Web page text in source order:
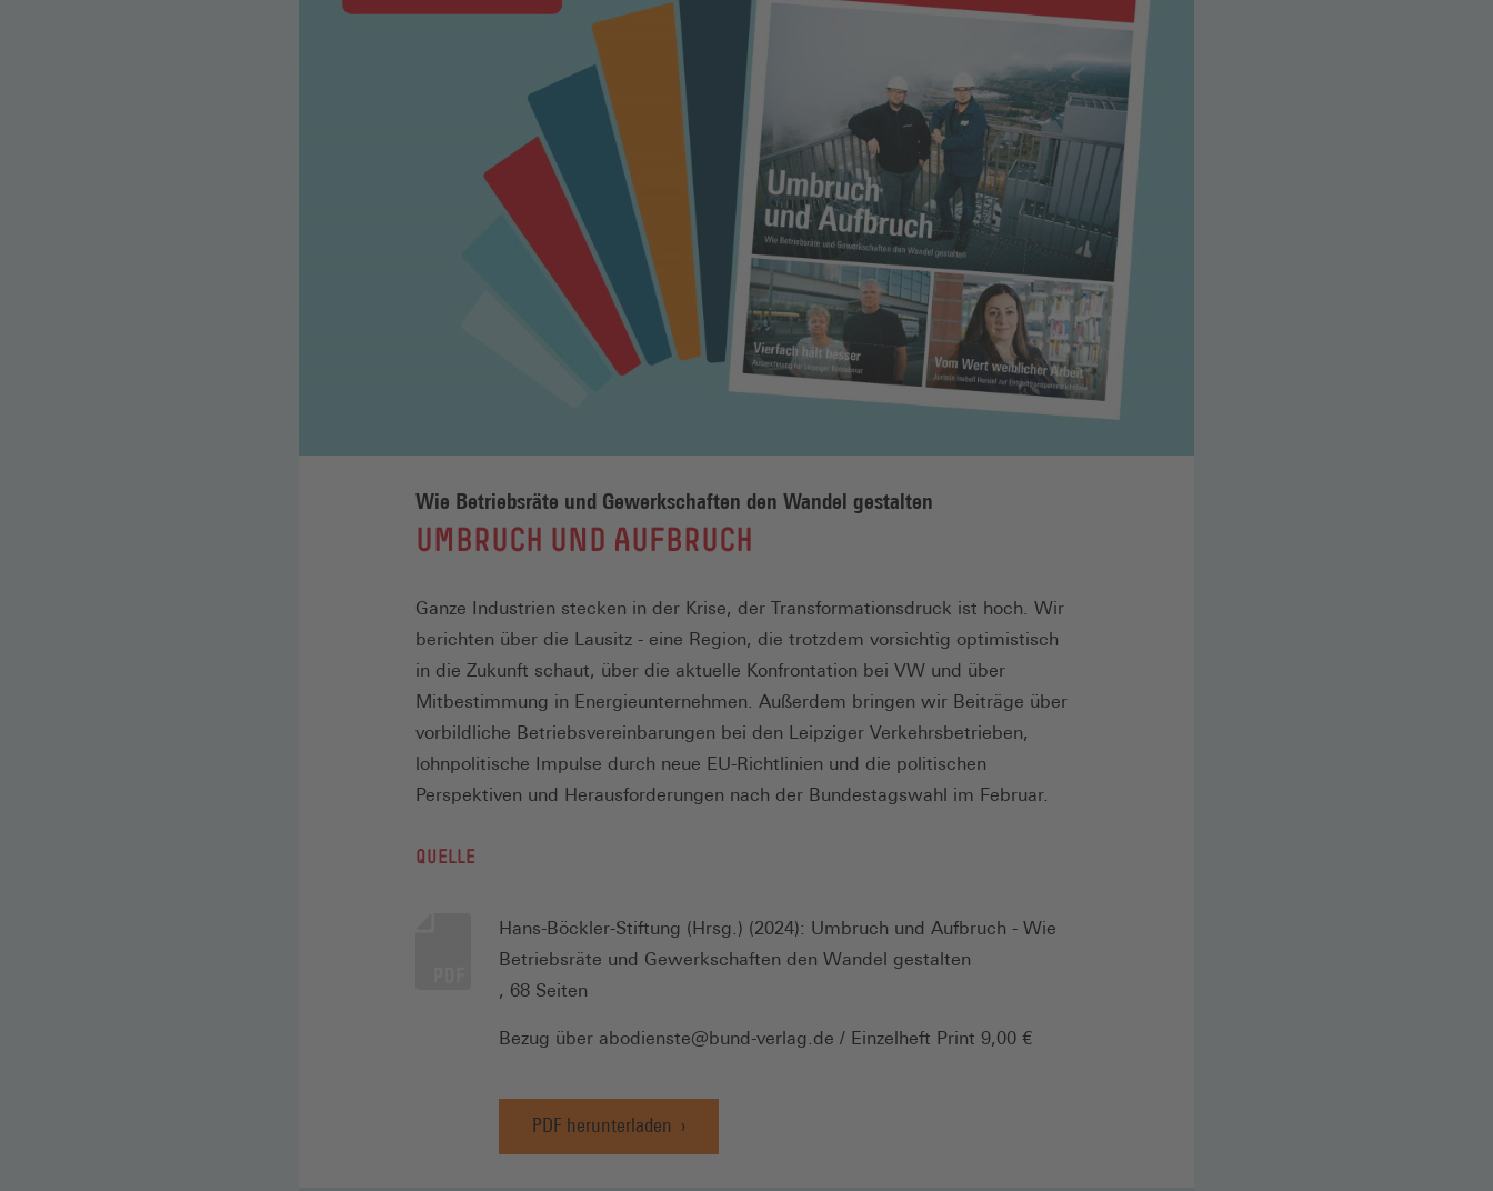
Wie Betriebsräte und Gewerkschaften den Wandel gestalten
:
UMBRUCH UND AUFBRUCH
Ganze Industrien stecken in der Krise, der Transformationsdruck ist hoch. Wir
berichten über die Lausitz - eine Region, die trotzdem vorsichtig optimistisch
in die Zukunft schaut, über die aktuelle Konfrontation bei VW und über
Mitbestimmung in Energieunternehmen. Außerdem bringen wir Beiträge über
vorbildliche Betriebsvereinbarungen bei den Leipziger Verkehrsbetrieben,
lohnpolitische Impulse durch neue EU-Richtlinien und die politischen
Perspektiven und Herausforderungen nach der Bundestagswahl im Februar.
QUELLE
Hans-Böckler-Stiftung (Hrsg.) (2024): Umbruch und Aufbruch - Wie
Betriebsräte und Gewerkschaften den Wandel gestalten
, 68 Seiten
Bezug über abodienste@bund-verlag.de / Einzelheft Print 9,00 €
PDF herunterladen